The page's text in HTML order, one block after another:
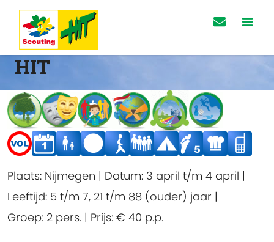
HIT
Plaats: Nijmegen | Datum: 3 april t/m 4 april |
Leeftijd: 5 t/m 7, 21 t/m 88 (ouder) jaar |
Groep: 2 pers. | Prijs: € 40 p.p.